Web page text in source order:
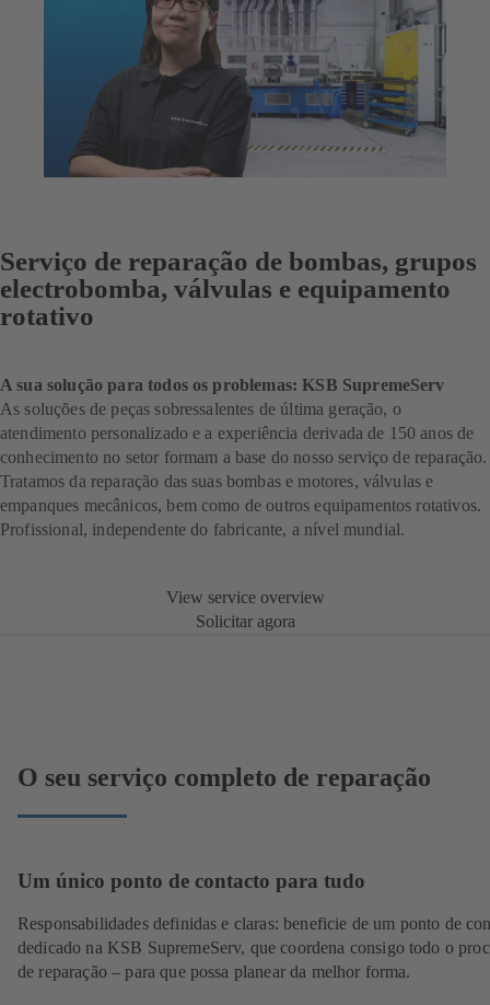
Serviço de reparação de bombas, grupos
electrobomba, válvulas e equipamento
rotativo
A sua solução para todos os problemas: KSB SupremeServ
As soluções de peças sobressalentes de última geração, o
atendimento personalizado e a experiência derivada de 150 anos de
conhecimento no setor formam a base do nosso serviço de reparação.
Tratamos da reparação das suas bombas e motores, válvulas e
empanques mecânicos, bem como de outros equipamentos rotativos.
Profissional, independente do fabricante, a nível mundial.
View service overview
Solicitar agora
O seu serviço completo de reparação
Um único ponto de contacto para tudo
Responsabilidades definidas e claras: beneficie de um ponto de
dedicado na KSB SupremeServ, que coordena consigo todo o
de reparação – para que possa planear da melhor forma.